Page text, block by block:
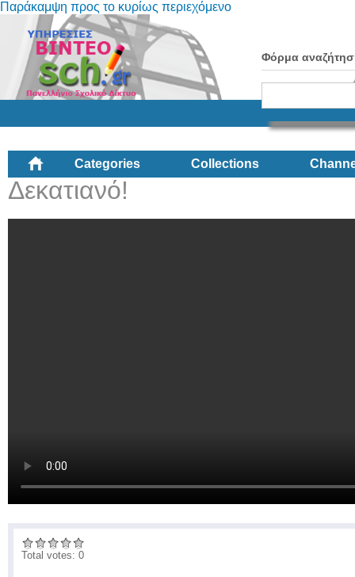
Παράκαμψη προς το κυρίως περιεχόμενο
Φόρμα
Categories Collections
Δεκατιανό!
Total votes: 0